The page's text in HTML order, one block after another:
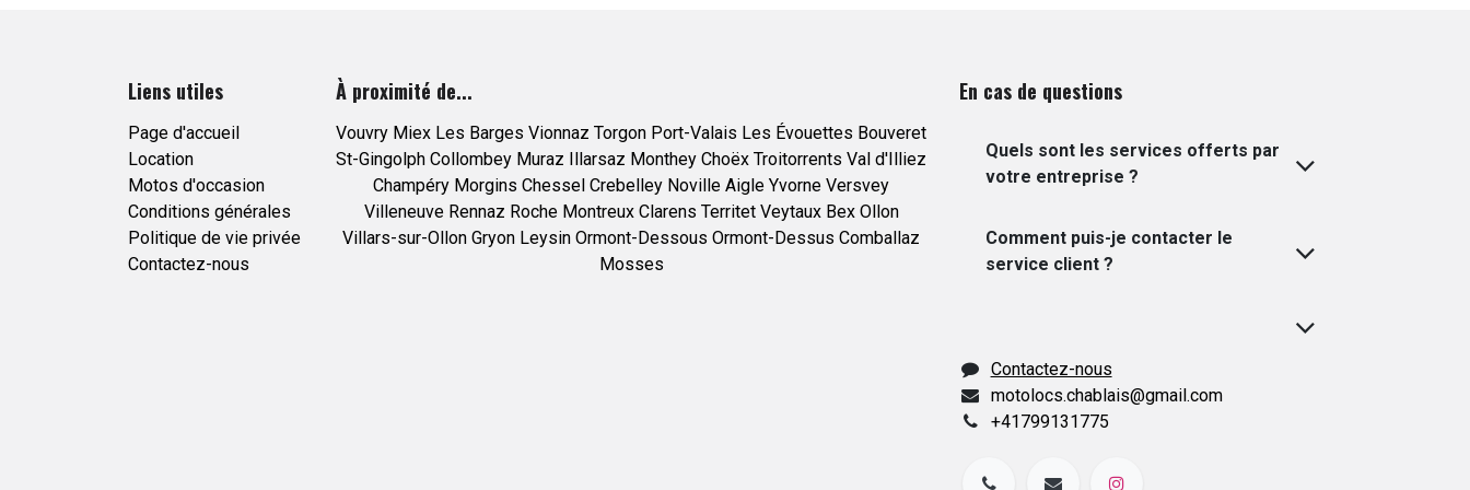
Liens utiles
Page d'accueil
Location
Motos d'occasion
Conditions générales
Politique de vie privée
Contactez-nous
À proximité de...
Vouvry Miex Les Barges Vionnaz Torgon Port-Valais Les Évouettes Bouveret
St-Gingolph Collombey Muraz Illarsaz Monthey Choëx Troitorrents Val d'Illiez
Champéry Morgins Chessel Crebelley Noville Aigle Yvorne Versvey
Villeneuve Rennaz Roche Montreux Clarens Territet Veytaux Bex Ollon
Villars-sur-Ollon Gryon Leysin Ormont-Dessous Ormont-Dessus Comballaz
Mosses
En cas de questions
Quels sont les services offerts par
votre entreprise ?
Comment puis-je contacter le
service client ?
Contactez-nous
motolocs.chablais@gmail.com
+41799131775